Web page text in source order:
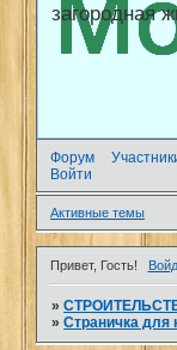
загородная
Форум
Войти
Активные темы
Привет, Гость!
»
»Страничка для